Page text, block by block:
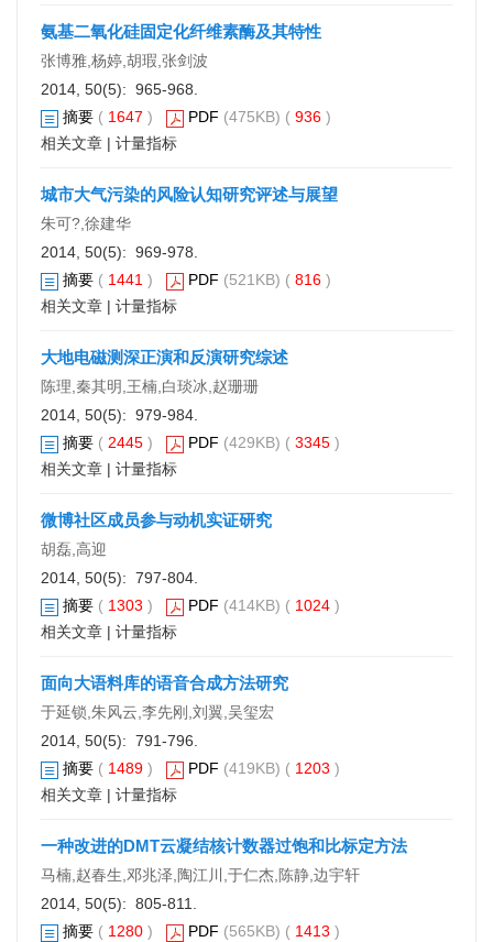
氨基二氧化硅固定化纤维素酶及其特性
张博雅,杨婷,胡瑕,张剑波
2014, 50(5): 965-968.
摘要 ( 1647 ) PDF (475KB) ( 936 )
相关文章 | 计量指标
城市大气污染的风险认知研究评述与展望
朱可?,徐建华
2014, 50(5): 969-978.
摘要 ( 1441 ) PDF (521KB) ( 816 )
相关文章 | 计量指标
大地电磁测深正演和反演研究综述
陈理,秦其明,王楠,白琰冰,赵珊珊
2014, 50(5): 979-984.
摘要 ( 2445 ) PDF (429KB) ( 3345 )
相关文章 | 计量指标
微博社区成员参与动机实证研究
胡磊,高迎
2014, 50(5): 797-804.
摘要 ( 1303 ) PDF (414KB) ( 1024 )
相关文章 | 计量指标
面向大语料库的语音合成方法研究
于延锁,朱风云,李先刚,刘翼,吴玺宏
2014, 50(5): 791-796.
摘要 ( 1489 ) PDF (419KB) ( 1203 )
相关文章 | 计量指标
一种改进的DMT云凝结核计数器过饱和比标定方法
马楠,赵春生,邓兆泽,陶江川,于仁杰,陈静,边宇轩
2014, 50(5): 805-811.
摘要 ( 1280 ) PDF (565KB) ( 1413 )